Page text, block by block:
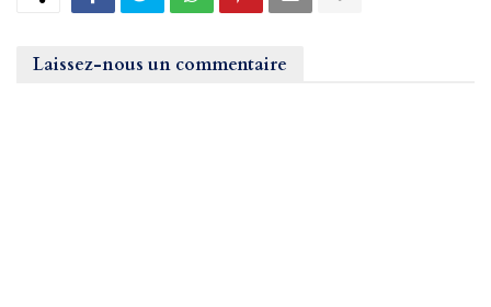
Laissez-nous un commentaire